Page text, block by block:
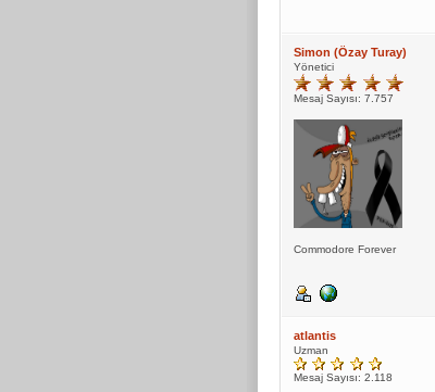
Simon (Özay Turay)
Yönetici
Mesaj Sayısı: 7.757
Commodore Forever
atlantis
Uzman
Mesaj Sayısı: 2.118